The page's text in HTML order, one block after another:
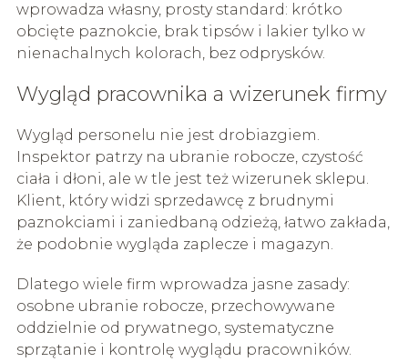
wprowadza własny, prosty standard: krótko
obcięte paznokcie, brak tipsów i lakier tylko w
nienachalnych kolorach, bez odprysków.
Wygląd pracownika a wizerunek firmy
Wygląd personelu nie jest drobiazgiem.
Inspektor patrzy na ubranie robocze, czystość
ciała i dłoni, ale w tle jest też wizerunek sklepu.
Klient, który widzi sprzedawcę z brudnymi
paznokciami i zaniedbaną odzieżą, łatwo zakłada,
że podobnie wygląda zaplecze i magazyn.
Dlatego wiele firm wprowadza jasne zasady:
osobne ubranie robocze, przechowywane
oddzielnie od prywatnego, systematyczne
sprzątanie i kontrolę wyglądu pracowników.